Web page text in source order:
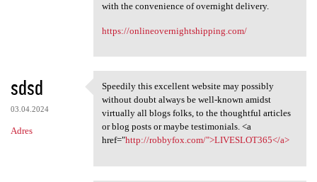
with the convenience of overnight delivery.
https://onlineovernightshipping.com/
sdsd
03.04.2024
Adres
Speedily this excellent
Speedily this excellent website may possibly
without doubt always be well-known amidst
virtually all blogs folks, to the thoughtful articles
or blog posts or maybe testimonials. <a
href="http://robbyfox.com/">LIVESLOT365</a>